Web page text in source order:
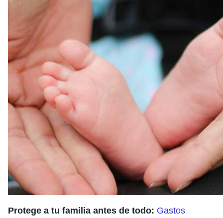
Protege a tu familia antes de todo: Gastos